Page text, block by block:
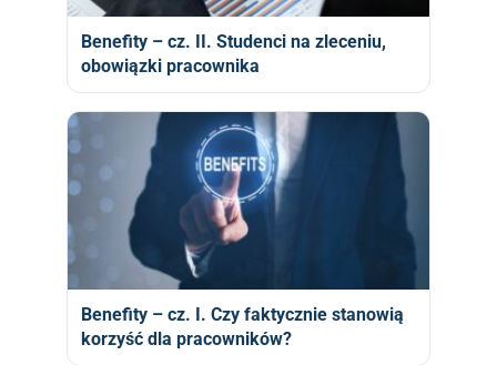
Benefity – cz. II. Studenci na zleceniu,
obowiązki pracownika
Benefity – cz. I. Czy faktycznie stanowią
korzyść dla pracowników?